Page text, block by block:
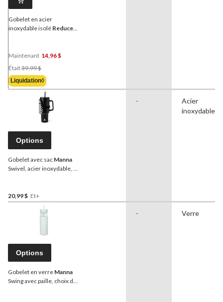
Gobelet en acier
inoxydable isolé Reduce
Maintenant 14,96 $
Était39,99 $
Était
39,99 $
Liquidation◊
Options
Gobelet avec sac Manna
Swivel, acier inoxydable, 40
20,99 $ Et+
-
Acier
inoxydable
Options
Gobelet en verre Manna
Swing avec paille, choix de
- Verre